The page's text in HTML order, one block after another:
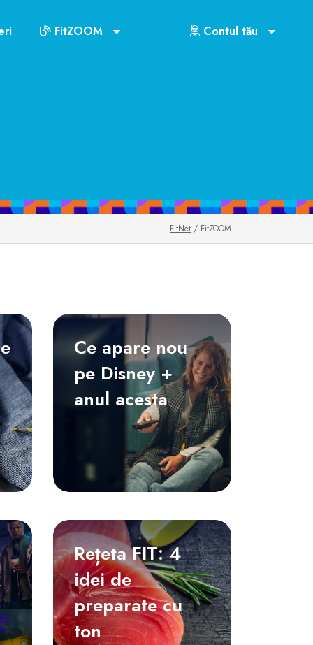
FitZOOM Contul tău
FitNet / FitZOOM
Ce apare nou
pe Disney +
anul acesta
Rețeta FIT: 4
idei de
preparate cu
ton